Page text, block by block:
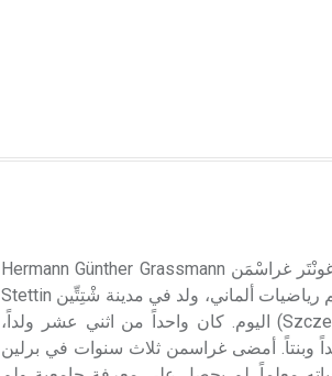
غراسمَن (هِرمَن غونْتَر ـ) (1809 ـ 1877) هِرمَن غونْتَر غراسْمَن Hermann Günther Grassmann
عالم لغوي ومترجم عن اللغة السنسكريتية وعالم رياضيات ألماني، ولد في مدينة شْتِتِّين Stettin
التابعة لبروسيا Prussia آنذاك، والبولونية (Szczecine) اليوم. كان واحداً من اثني عشر ولداً،
وبنتاً. أمضى غراسمن ثلاث سنوات في برلين